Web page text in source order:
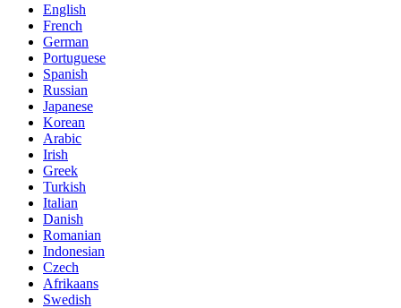
English
French
German
Portuguese
Spanish
Russian
Japanese
Korean
Arabic
Irish
Greek
Turkish
Italian
Danish
Romanian
Indonesian
Czech
Afrikaans
Swedish